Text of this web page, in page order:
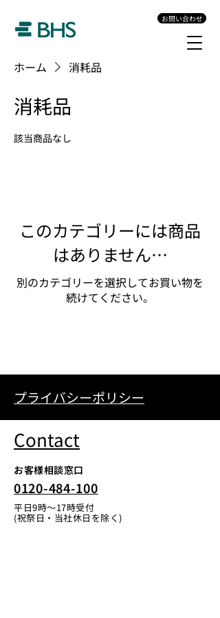
お問い合わせ
ホーム 消耗品
消耗品
該当商品なし
このカテゴリーには商品
はありません…
別のカテゴリーを選択してお買い物を
続けてください。
プライバシーポリシー
Contact
お客様相談窓口
0120-484-100
平日9時〜17時受付
(祝祭日・当社休日を除く)